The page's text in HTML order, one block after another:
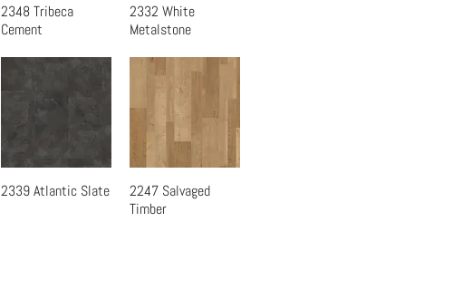
快速瀏覽
2348 Tribeca
Cement
快速瀏覽
2332 White
Metalstone
快速瀏覽
2339 Atlantic Slate 快速瀏覽
2247 Salvaged
Timber